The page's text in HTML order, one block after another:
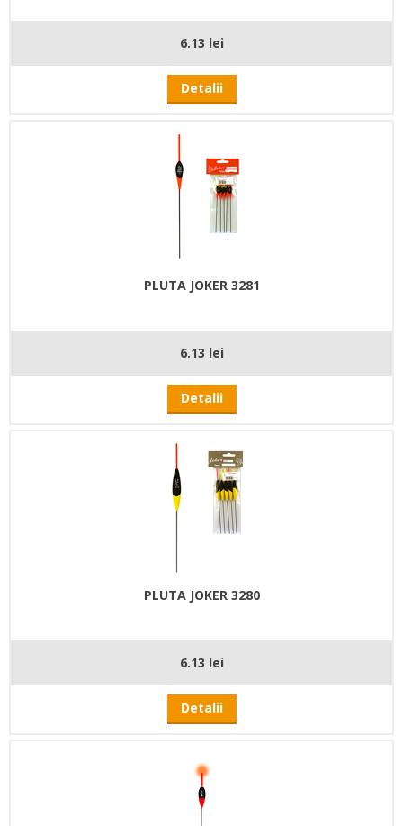
6.13 lei
Detalii
PLUTA JOKER 3281
6.13 lei
Detalii
PLUTA JOKER 3280
6.13 lei
Detalii